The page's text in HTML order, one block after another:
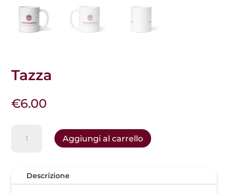
Tazza
€6.00
quantità
Aggiungi al carrello
Descrizione